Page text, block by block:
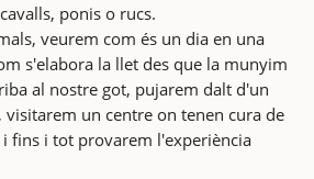
ponis o rucs.
veurem com és un dia en una
s'elabora la llet des que la munyim
al nostre got, pujarem dalt d'un
visitarem un centre on tenen cura de
i fins i tot provarem l'experiència